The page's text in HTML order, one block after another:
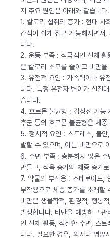
지 주요 원인은 아래와 같습니다.
1. 칼로리 섭취의 증가 : 현대 사
간식이 쉽게 접근 가능해지면서
니다.
2. 운동 부족 : 적극적인 신체 활
은 칼로리 소모를 줄이고 비만
3. 유전적 요인 : 가족력이나 유
니다. 특정 유전자 변이가 신진
습니다.
4. 호르몬 불균형 : 갑상선 기능
후군 등의 호르몬 불균형은 체
5. 정서적 요인 : 스트레스, 불
발할 수 있으며, 이는 비만으로
6. 수면 부족 : 충분하지 않은 수
만들고, 식욕 증가와 체중 증가
7. 약물의 부작용 : 스테로이드,
부작용으로 체중 증가를 초래할
비만은 생물학적, 환경적, 행동
발생합니다. 비만을 예방하고
인 신체 활동, 적절한 수면, 스
니다. 필요한 경우, 의사나 영양